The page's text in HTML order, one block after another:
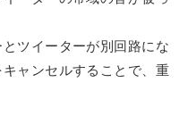
ツイーターが別回路にな
ャンセルすることで、重